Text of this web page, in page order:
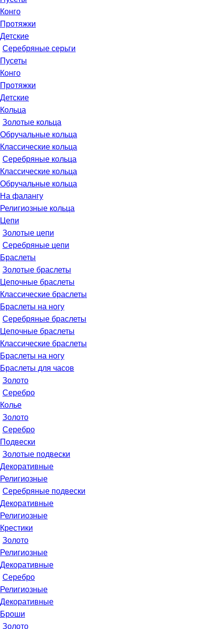
Конго
Протяжки
Детские
Серебряные серьги
Пусеты
Конго
Протяжки
Детские
Кольца
Золотые кольца
Обручальные кольца
Классические кольца
Серебряные кольца
Классические кольца
Обручальные кольца
На фалангу
Религиозные кольца
Цепи
Золотые цепи
Серебряные цепи
Браслеты
Золотые браслеты
Цепочные браслеты
Классические браслеты
Браслеты на ногу
Серебряные браслеты
Цепочные браслеты
Классические браслеты
Браслеты на ногу
Браслеты для часов
Золото
Серебро
Колье
Золото
Серебро
Подвески
Золотые подвески
Декоративные
Религиозные
Серебряные подвески
Декоративные
Религиозные
Крестики
Золото
Религиозные
Декоративные
Серебро
Религиозные
Декоративные
Броши
Золото